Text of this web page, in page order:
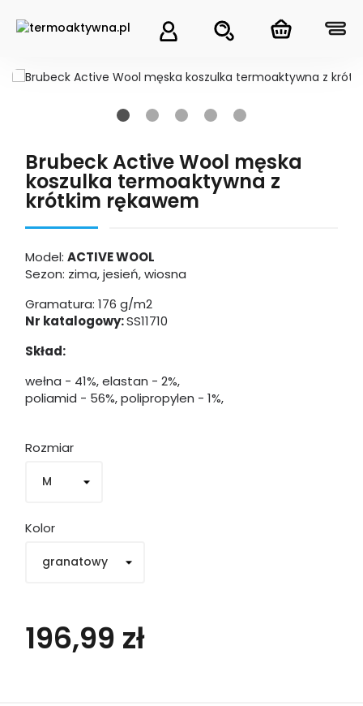
Brubeck Active Wool męska
koszulka termoaktywna z
krótkim rękawem
Model: ACTIVE WOOL
Sezon: zima, jesień, wiosna
Gramatura: 176 g/m2
Nr katalogowy:SS11710
Skład:
wełna - 41%, elastan - 2%,
poliamid - 56%, polipropylen - 1%,
Rozmiar
Kolor
196,99 zł